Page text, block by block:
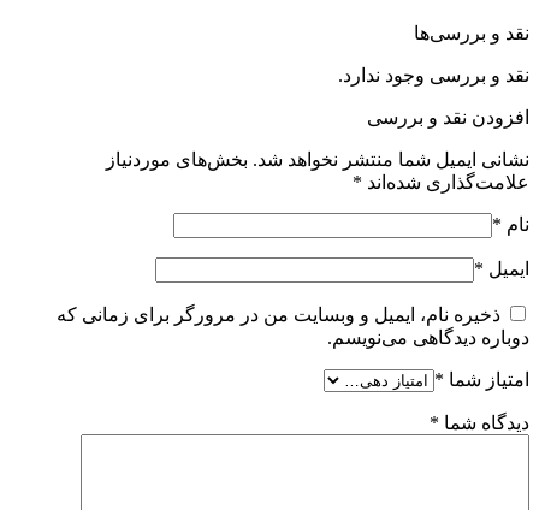
نقد و بررسی‌ها
نقد و بررسی وجود ندارد.
افزودن نقد و بررسی
نشانی ایمیل شما منتشر نخواهد شد. بخش‌های موردنیاز
علامت‌گذاری شده‌اند *
نام *
ایمیل *
ذخیره نام، ایمیل و وبسایت من در مرورگر برای زمانی که
دوباره دیدگاهی می‌نویسم.
امتیاز شما *
دیدگاه شما *